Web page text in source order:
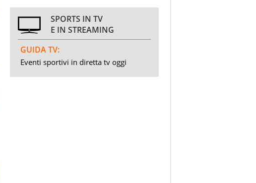
SPORTS IN TV
E IN STREAMING
GUIDA TV:
Eventi sportivi in diretta tv oggi